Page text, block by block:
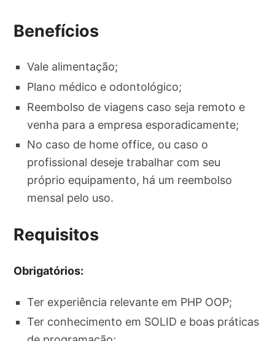
Benefícios
Vale alimentação;
Plano médico e odontológico;
Reembolso de viagens caso seja remoto e
venha para a empresa esporadicamente;
No caso de home office, ou caso o
profissional deseje trabalhar com seu
próprio equipamento, há um reembolso
mensal pelo uso.
Requisitos
Obrigatórios:
Ter experiência relevante em PHP OOP;
Ter conhecimento em SOLID e boas práticas